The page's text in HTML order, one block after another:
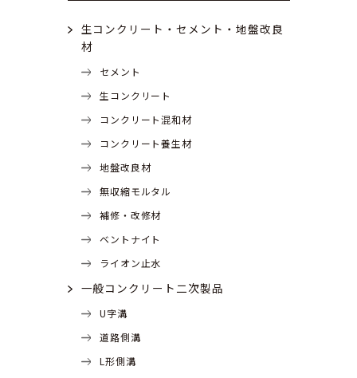
生コンクリート・セメント・地盤改良
材
セメント
生コンクリート
コンクリート混和材
コンクリート養生材
地盤改良材
無収縮モルタル
補修・改修材
ベントナイト
ライオン止水
一般コンクリート二次製品
U字溝
道路側溝
L形側溝